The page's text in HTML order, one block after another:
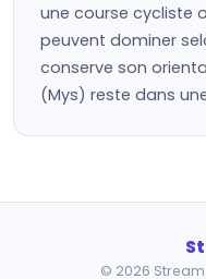
une course cycliste
peuvent dominer
conserve son
(Mys) reste dans
© 2026